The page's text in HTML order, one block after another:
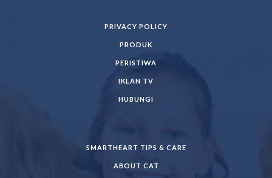
PRIVACY POLICY
PRODUK
PERISTIWA
IKLAN TV
HUBUNGI
SMARTHEART TIPS & CARE
ABOUT CAT